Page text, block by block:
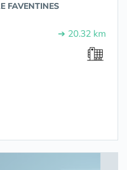
FAVENTINES
➔ 20.32 km